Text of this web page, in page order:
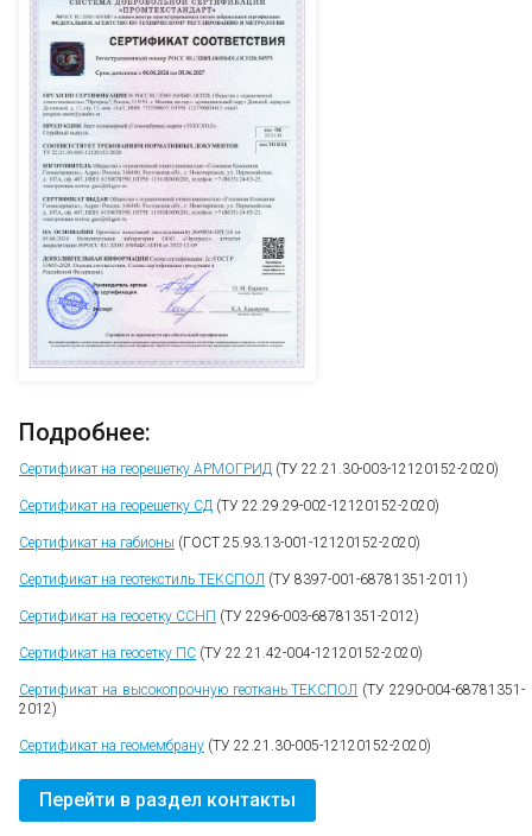
Подробнее:
Сертификат на георешетку АРМОГРИД (ТУ 22.21.30-003-12120152-2020)
Сертификат на георешетку СД (ТУ 22.29.29-002-12120152-2020)
Сертификат на габионы (ГОСТ 25.93.13-001-12120152-2020)
Сертификат на геотекстиль ТЕКСПОЛ (ТУ 8397-001-68781351-2011 )
Сертификат на геосетку ССНП (ТУ 2296-003-68781351-2012)
Сертификат на геосетку ПС (ТУ 22.21.42-004-12120152-2020)
Сертификат на высокопрочную геоткань ТЕКСПОЛ (ТУ2290-004-68781351-
2012)
Сертификат на геомембрану (ТУ 22.21.30-005-12120152-2020)
Перейти в раздел контакты